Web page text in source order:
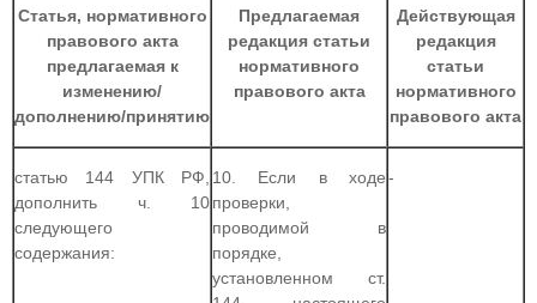
Статья, нормативного
правового акта
предлагаемая к
изменению/
дополнению/принятию
Предлагаемая
редакция статьи
нормативного
правового акта
Действующая
редакция
статьи
нормативного
правового акта
статью 144 УПК РФ,
дополнить ч. 10
следующего
содержания:
10. Если в ходе
проверки,
проводимой в
порядке,
установленном ст.
-